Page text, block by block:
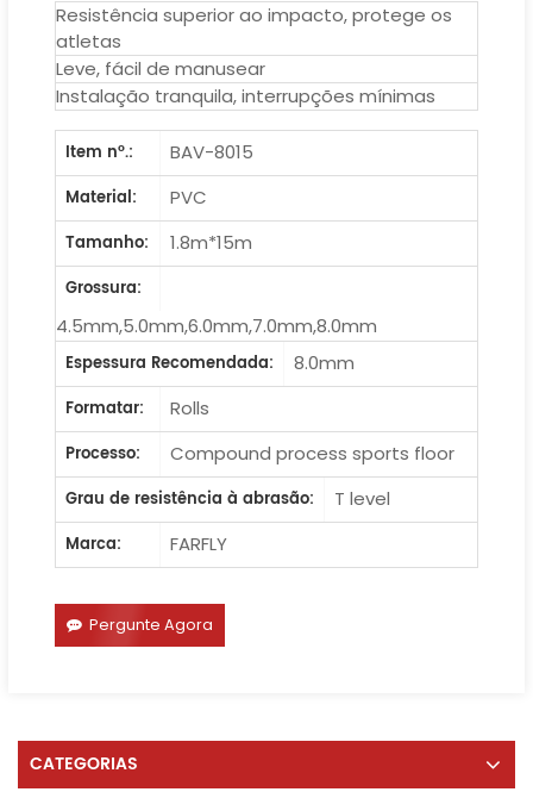
Resistência superior ao impacto, protege os
atletas
Leve, fácil de manusear
Instalação tranquila, interrupções mínimas
Item nº.:
BAV-8015
Material:
PVC
Tamanho:
1.8m*15m
Grossura:
4.5mm,5.0mm,6.0mm,7.0mm,8.0mm
Espessura Recomendada:
8.0mm
Formatar:
Rolls
Processo:
Compound process sports floor
Grau de resistência à abrasão:
T level
Marca:
FARFLY
Pergunte Agora
CATEGORIAS